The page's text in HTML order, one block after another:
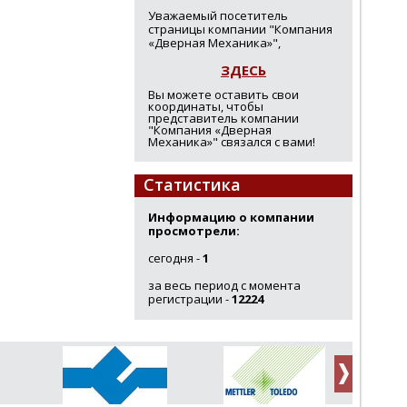
Уважаемый посетитель
страницы компании "Компания
«Дверная Механика»",
ЗДЕСЬ
Вы можете оставить свои
координаты, чтобы
представитель компании
"Компания «Дверная
Механика»" связался с вами!
Статистика
Информацию о компании
просмотрели:
сегодня -1
за весь период с момента
регистрации -12224